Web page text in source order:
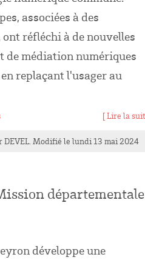
associées à des
réfléchi à de nouvelles
de médiation numériques
replaçant l'usager au
[ Lire la
DEVEL. Modifié le lundi 13 mai 2024
départementale
développe une